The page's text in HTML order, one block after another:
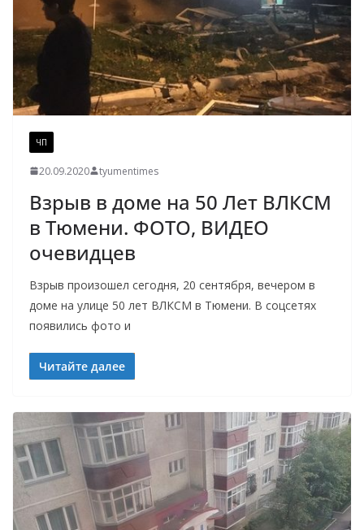
ЧП
20.09.2020 tyumentimes
Взрыв в доме на 50 Лет ВЛКСМ
в Тюмени. ФОТО, ВИДЕО
очевидцев
Взрыв произошел сегодня, 20 сентября, вечером в
доме на улице 50 лет ВЛКСМ в Тюмени. В соцсетях
появились фото и
Читайте далее